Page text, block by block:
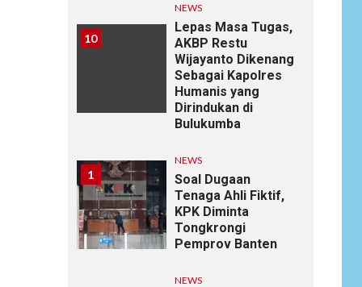
10
NEWS
Lepas Masa Tugas,
AKBP Restu
Wijayanto Dikenang
Sebagai Kapolres
Humanis yang
Dirindukan di
Bulukumba
1
NEWS
Soal Dugaan
Tenaga Ahli Fiktif,
KPK Diminta
Tongkrongi
Pemprov Banten
NEWS